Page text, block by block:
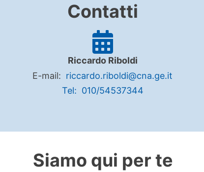
Contatti
Riccardo Riboldi
E-mail: riccardo.riboldi@cna.ge.it
Tel: 010/54537344
Siamo qui per te